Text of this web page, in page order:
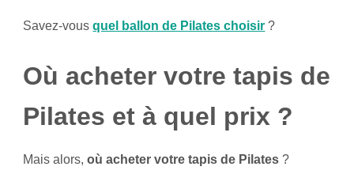
Savez-vousquel ballon de Pilates choisir ?
Où acheter votre tapis de
Pilates et à quel prix ?
Mais alors,où acheter votre tapis de Pilates ?